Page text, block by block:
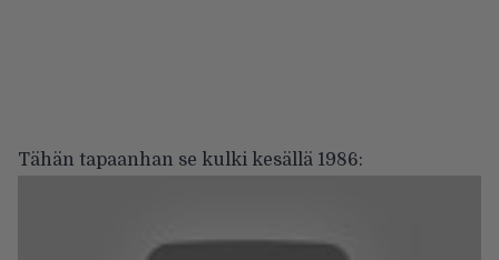
Tähän tapaanhan se kulki kesällä 1986: